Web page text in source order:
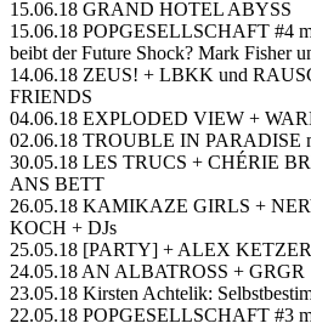
15.06.18 GRAND HOTEL ABYSS
15.06.18 POPGESELLSCHAFT #4
beibt der Future Shock? Mark Fisher
14.06.18 ZEUS! + LBKK und
FRIENDS
04.06.18 EXPLODED VIEW +
02.06.18 TROUBLE IN PARADISE
30.05.18 LES TRUCS + CHÉRIE
ANS BETT
26.05.18 KAMIKAZE GIRLS +
KOCH + DJs
25.05.18 [PARTY] + ALEX
24.05.18 AN ALBATROSS + GRGR
23.05.18 Kirsten Achtelik:
22.05.18 POPGESELLSCHAFT #3